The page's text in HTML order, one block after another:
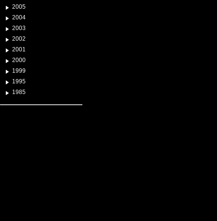
2005
2004
2003
2002
2001
2000
1999
1995
1985